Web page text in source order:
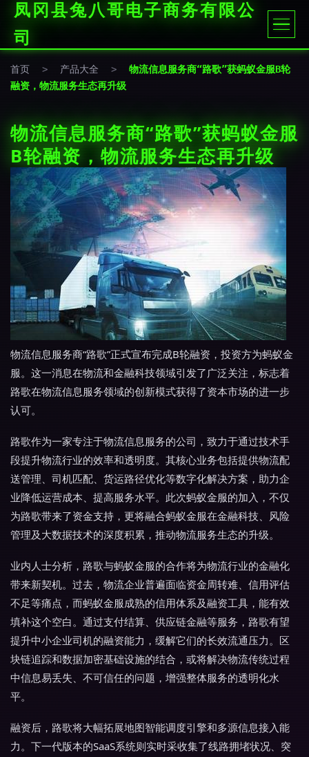
凤冈县兔八哥电子商务有限公
司
首页 > 产品大全 >
物流信息服务商“路歌”获蚂蚁金服B轮
融资，物流服务生态再升级
物流信息服务商“路歌”获蚂蚁金服
B轮融资，物流服务生态再升级
物流信息服务商“路歌”正式宣布完成B轮融资，投资方为蚂蚁金
服。这一消息在物流和金融科技领域引发了广泛关注，标志着
路歌在物流信息服务领域的创新模式获得了资本市场的进一步
认可。
路歌作为一家专注于物流信息服务的公司，致力于通过技术手
段提升物流行业的效率和透明度。其核心业务包括提供物流配
送管理、司机匹配、货运路径优化等数字化解决方案，助力企
业降低运营成本、提高服务水平。此次蚂蚁金服的加入，不仅
为路歌带来了资金支持，更将融合蚂蚁金服在金融科技、风险
管理及大数据技术的深度积累，推动物流服务生态的升级。
业内人士分析，路歌与蚂蚁金服的合作将为物流行业的金融化
带来新契机。过去，物流企业普遍面临资金周转难、信用评估
不足等痛点，而蚂蚁金服成熟的信用体系及融资工具，能有效
填补这个空白。通过支付结算、供应链金融等服务，路歌有望
提升中小企业司机的融资能力，缓解它们的长效流通压力。区
块链追踪和数据加密基础设施的结合，或将解决物流传统过程
中信息易丢失、不可信任的问题，增强整体服务的透明化水
平。
融资后，路歌将大幅拓展地图智能调度引擎和多源信息接入能
力。下一代版本的SaaS系统则实时采收集了线路拥堵状况、突